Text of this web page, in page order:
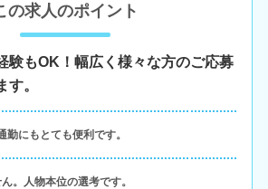
の求人のポイント
験もOK！幅広く様々な方のご応募
。
にもとても便利です。
。人物本位の選考です。